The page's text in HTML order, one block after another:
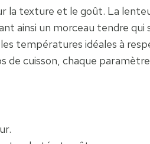
la texture et le goût. La
ainsi un morceau tendre qui
températures idéales à
cuisson, chaque